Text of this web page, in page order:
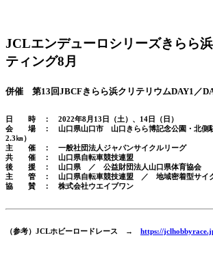
JCLエンデューロシリーズきらら
ティング8月
併催 第13回JBCFきらら浜クリテリウムDAY1／
日 時 ： 2022年8月13日（土）、14日（日）
会 場 ： 山口県山口市 山口きらら博記念公園・北側駐
2.3㎞）
主 催 ： 一般社団法人ジャパンサイクルリーグ
共 催 ： 山口県自転車競技連盟
後 援 ： 山口県 ／ 公益財団法人山口県体育協会
主 管 ： 山口県自転車競技連盟 ／ 地域密着型サイク
協 賛 ： 株式会社ウエイブワン
（参考）JCLホビーロードレース → https://